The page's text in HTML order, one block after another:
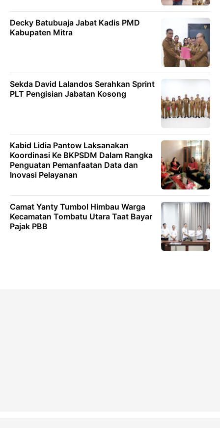
Decky Batubuaja Jabat Kadis PMD
Kabupaten Mitra
Sekda David Lalandos Serahkan Sprint
PLT Pengisian Jabatan Kosong
Kabid Lidia Pantow Laksanakan
Koordinasi Ke BKPSDM Dalam Rangka
Penguatan Pemanfaatan Data dan
Inovasi Pelayanan
Camat Yanty Tumbol Himbau Warga
Kecamatan Tombatu Utara Taat Bayar
Pajak PBB